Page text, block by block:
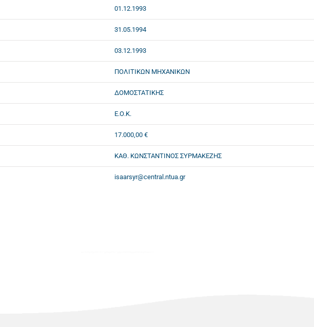
01.12.1993
31.05.1994
03.12.1993
ΠΟΛΙΤΙΚΩΝ ΜΗΧΑΝΙΚΩΝ
ΔΟΜΟΣΤΑΤΙΚΗΣ
Ε.Ο.Κ.
17.000,00 €
ΚΑΘ. ΚΩΝΣΤΑΝΤΙΝΟΣ ΣΥΡΜΑΚΕΖΗΣ
isaarsyr@central.ntua.gr